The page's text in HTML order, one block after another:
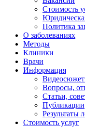
Стоимость
Политика
О заболеваниях
Методы
Клиники
Врачи
Информация
Вопросы,
Статьи,
Публикации
Результаты
Стоимость услуг